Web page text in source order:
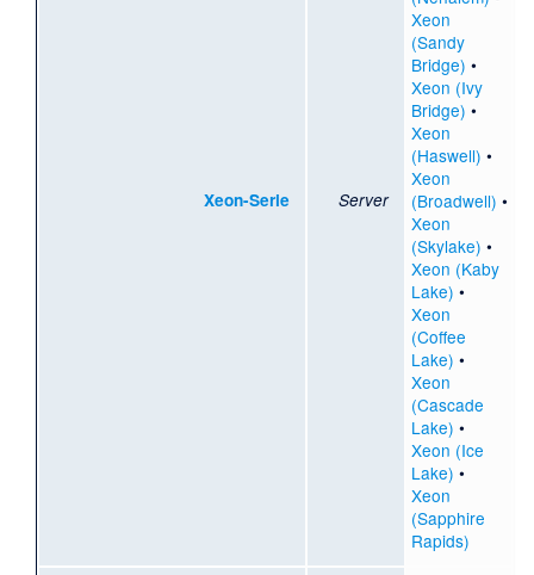
Xeon-Serie Server
Xeon
(Sandy
Bridge) •
Xeon (Ivy
Bridge) •
Xeon
(Haswell) •
Xeon
(Broadwell) •
Xeon
(Skylake) •
Xeon (Kaby
Lake) •
Xeon
(Coffee
Lake) •
Xeon
(Cascade
Lake) •
Xeon (Ice
Lake) •
Xeon
(Sapphire
Rapids)